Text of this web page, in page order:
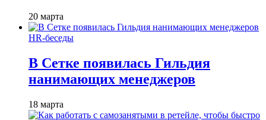
20 марта
HR-беседы
В Сетке появилась Гильдия
нанимающих менеджеров
18 марта